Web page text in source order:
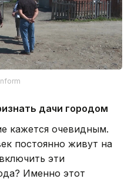
дачи городом
кажется очевидным.
постоянно живут на
эти
Именно этот